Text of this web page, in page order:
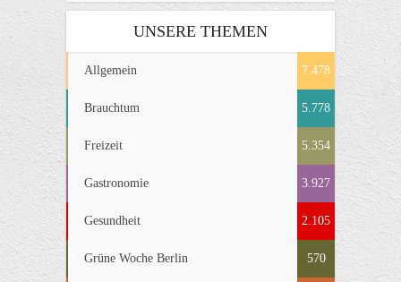
UNSERE THEMEN
Allgemein 7.478
Brauchtum 5.778
Freizeit 5.354
Gastronomie 3.927
Gesundheit 2.105
Grüne Woche Berlin 570